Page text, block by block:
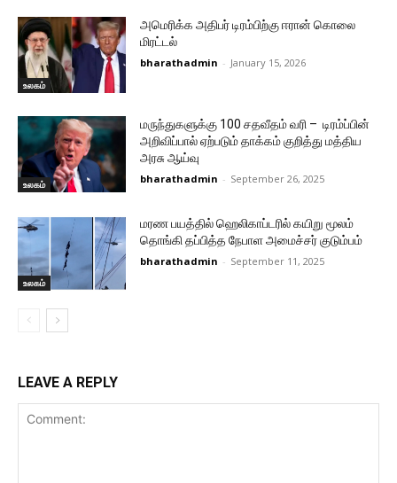
உலகம்
அமெரிக்க அதிபர் டிரம்பிற்கு ஈரான் கொலை
மிரட்டல்
bharathadmin - January 15, 2026
உலகம்
மருந்துகளுக்கு 100 சதவீதம் வரி – டிரம்ப்பின்
அறிவிப்பால் ஏற்படும் தாக்கம் குறித்து மத்திய
அரசு ஆய்வு
bharathadmin - September 26, 2025
உலகம்
மரண பயத்தில் ஹெலிகாப்டரில் கயிறு மூலம்
தொங்கி தப்பித்த நேபாள அமைச்சர் குடும்பம்
bharathadmin - September 11, 2025
LEAVE A REPLY